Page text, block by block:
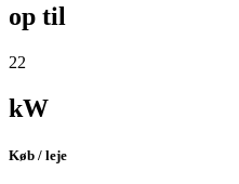
op til
22
kW
Køb / leje